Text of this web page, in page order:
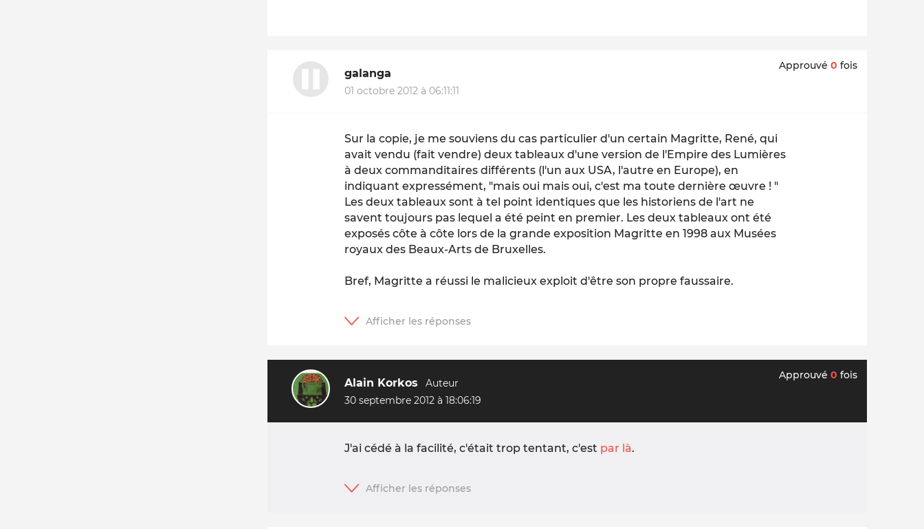
galanga
01 octobre 2012 à 06:11:11
Approuvé 0 fois
Sur la copie, je me souviens du cas particulier d'un certain Magritte, René, qui
avait vendu (fait vendre) deux tableaux d'une version de l'Empire des Lumières
à deux commanditaires différents (l'un aux USA, l'autre en Europe), en
indiquant expressément, "mais oui mais oui, c'est ma toute dernière œuvre ! "
Les deux tableaux sont à tel point identiques que les historiens de l'art ne
savent toujours pas lequel a été peint en premier. Les deux tableaux ont été
exposés côte à côte lors de la grande exposition Magritte en 1998 aux Musées
royaux des Beaux-Arts de Bruxelles.
Bref, Magritte a réussi le malicieux exploit d'être son propre faussaire.
Alain Korkos
30 septembre 2012 à 18:06:19
Approuvé 0 fois
J'ai cédé à la facilité, c'était trop tentant, c'est par là.